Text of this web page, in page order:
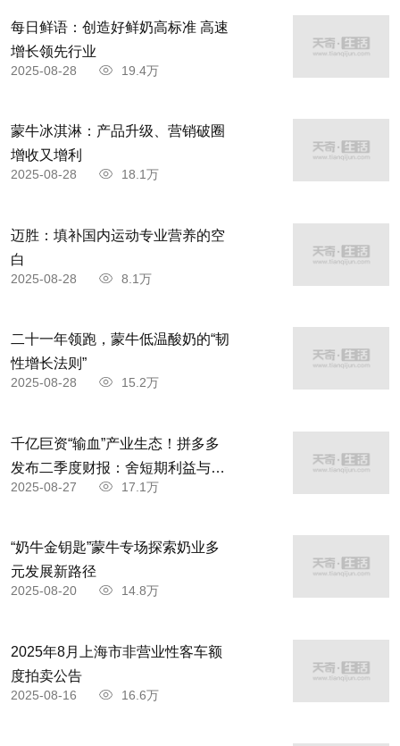
每日鲜语：创造好鲜奶高标准 高速
增长领先行业
2025-08-28 19.4万
蒙牛冰淇淋：产品升级、营销破圈
增收又增利
2025-08-28 18.1万
迈胜：填补国内运动专业营养的空
白
2025-08-28 8.1万
二十一年领跑，蒙牛低温酸奶的“韧
性增长法则”
2025-08-28 15.2万
千亿巨资“输血”产业生态！拼多多
发布二季度财报：舍短期利益与商
家共赴高质量发展
2025-08-27 17.1万
“奶牛金钥匙”蒙牛专场探索奶业多
元发展新路径
2025-08-20 14.8万
2025年8月上海市非营业性客车额
度拍卖公告
2025-08-16 16.6万